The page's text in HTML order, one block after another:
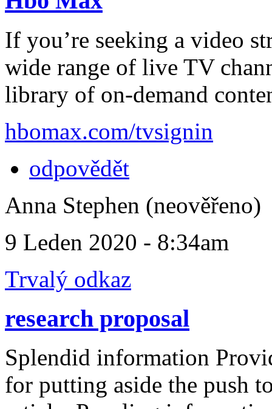
If you’re seeking a video
wide range of live TV
library of on-demand
hbomax.com/tvsignin
odpovědět
Anna Stephen (neověřeno)
9 Leden 2020 - 8:34am
Trvalý odkaz
research proposal
Splendid information
for putting aside the push